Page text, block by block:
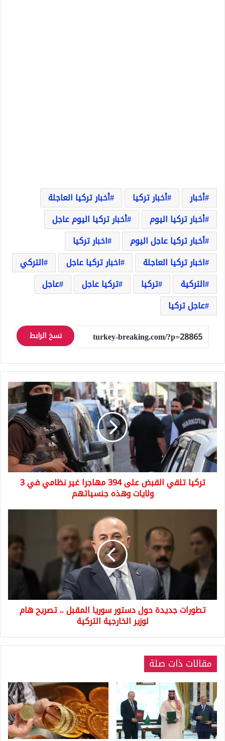
أخبار أخبار تركيا
أخبار تركيا العاجلة
أخبار تركيا اليوم
أخبار تركيا اليوم عاجل
أخبار تركيا عاجل اليوم
اخبار تركيا
اخبار تركيا العاجلة
اخبار تركيا عاجل
التركي
التركية
تركيا تركيا عاجل
عاجل
عاجل تركيا
نسخ الرابط
تركيا
تلقي
القبض
على
394
مهاجرا
غير
نظامي
في
جنسياتهم
تركيا تلقي القبض على 394 مهاجرا غير نظامي في 3
ولايات وهذه جنسياتهم
جديدة
حول
دستور
سوريا
المقبل
تصريح
هام
لوزيرتطورات جديدة حول دستور سوريا المقبل .. تصريح هام
لوزير الخارجية التركية
مقالات ذات صلة